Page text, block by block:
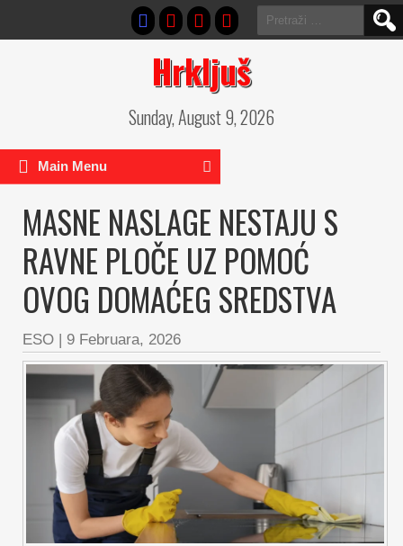
Pretraga:
Hrkljuš
Sunday, August 9, 2026
Main Menu
MASNE NASLAGE NESTAJU S
RAVNE PLOČE UZ POMOĆ
OVOG DOMAĆEG SREDSTVA
ESO | 9 Februara, 2026